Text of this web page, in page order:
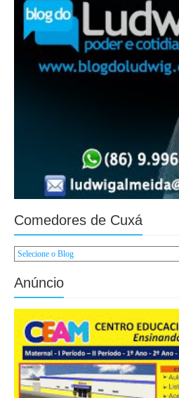
Comedores de Cuxá
Anúncio